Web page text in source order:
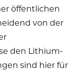
öffentlichen
von der
den Lithium-
sind hier für